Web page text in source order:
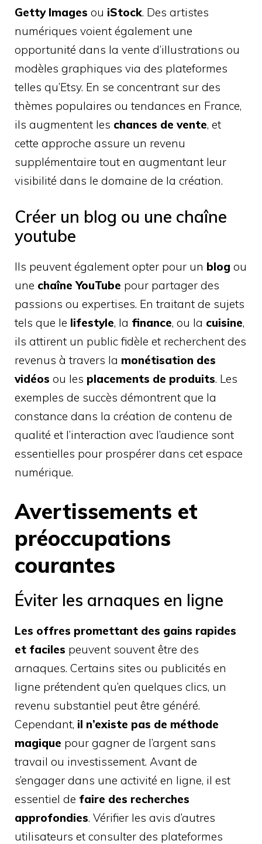
Getty Images ou iStock. Des artistes
numériques voient également une
opportunité dans la vente d’illustrations ou
modèles graphiques via des plateformes
telles qu’Etsy. En se concentrant sur des
thèmes populaires ou tendances en France,
ils augmentent les chances de vente, et
cette approche assure un revenu
supplémentaire tout en augmentant leur
visibilité dans le domaine de la création.
Créer un blog ou une chaîne
youtube
Ils peuvent également opter pour un blog ou
une chaîne YouTube pour partager des
passions ou expertises. En traitant de sujets
tels que le lifestyle, la finance, ou la cuisine,
ils attirent un public fidèle et recherchent des
revenus à travers la monétisation des
vidéos ou les placements de produits. Les
exemples de succès démontrent que la
constance dans la création de contenu de
qualité et l’interaction avec l’audience sont
essentielles pour prospérer dans cet espace
numérique.
Avertissements et
préoccupations
courantes
Éviter les arnaques en ligne
Les offres promettant des gains rapides
et faciles peuvent souvent être des
arnaques. Certains sites ou publicités en
ligne prétendent qu’en quelques clics, un
revenu substantiel peut être généré.
Cependant, il n’existe pas de méthode
magique pour gagner de l’argent sans
travail ou investissement. Avant de
s’engager dans une activité en ligne, il est
essentiel de faire des recherches
approfondies. Vérifier les avis d’autres
utilisateurs et consulter des plateformes